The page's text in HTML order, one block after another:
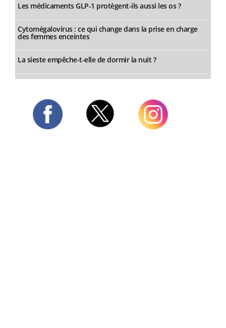
Les médicaments GLP-1 protègent-ils aussi les os ?
Cytomégalovirus : ce qui change dans la prise en charge
des femmes enceintes
La sieste empêche-t-elle de dormir la nuit ?